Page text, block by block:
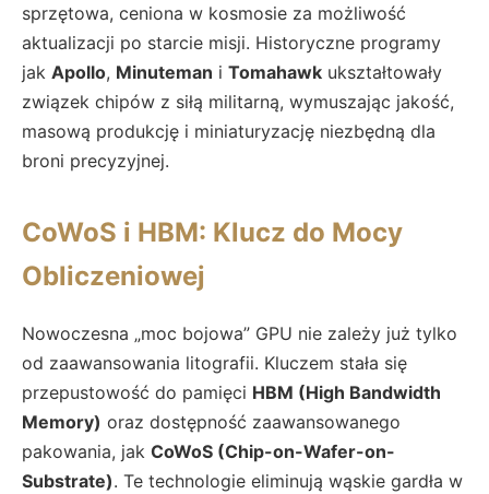
sprzętowa, ceniona w kosmosie za możliwość
aktualizacji po starcie misji. Historyczne programy
jak Apollo, Minuteman i Tomahawk ukształtowały
związek chipów z siłą militarną, wymuszając jakość,
masową produkcję i miniaturyzację niezbędną dla
broni precyzyjnej.
CoWoS i HBM: Klucz do Mocy
Obliczeniowej
Nowoczesna „moc bojowa” GPU nie zależy już tylko
od zaawansowania litografii. Kluczem stała się
przepustowość do pamięci HBM (High Bandwidth
Memory) oraz dostępność zaawansowanego
pakowania, jak CoWoS (Chip-on-Wafer-on-
Substrate). Te technologie eliminują wąskie gardła w